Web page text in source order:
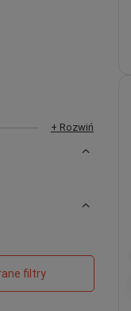
+ Rozwiń
filtry